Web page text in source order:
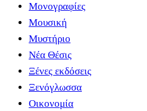
Μονογραφίες
Μουσική
Μυστήριο
Νέα Θέσις
Ξένες εκδόσεις
Ξενόγλωσσα
Οικονομία